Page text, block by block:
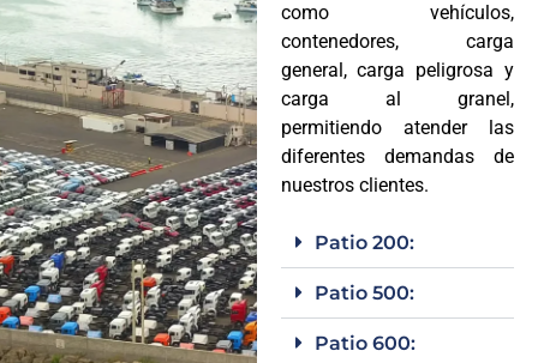
como vehículos,
contenedores, carga
general, carga peligrosa y
carga al granel,
permitiendo atender las
diferentes demandas de
nuestros clientes.
Patio 200:
Patio 500:
Patio 600: